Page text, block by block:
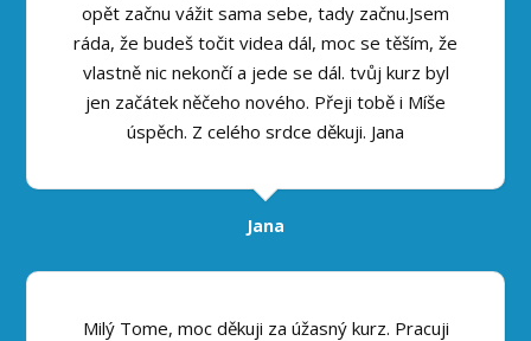
opět začnu vážit sama sebe, tady začnu.Jsem
ráda, že budeš točit videa dál, moc se těším, že
vlastně nic nekončí a jede se dál. tvůj kurz byl
jen začátek něčeho nového. Přeji tobě i Míše
úspěch. Z celého srdce děkuji. Jana
Jana
Milý Tome, moc děkuji za úžasný kurz. Pracuji